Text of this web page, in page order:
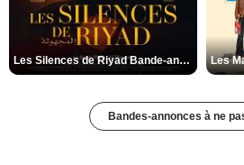
Les Silences de Riyad Bande-annonce VO STFR
Bandes-annonces à ne